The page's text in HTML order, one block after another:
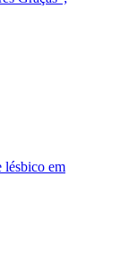
lésbico em